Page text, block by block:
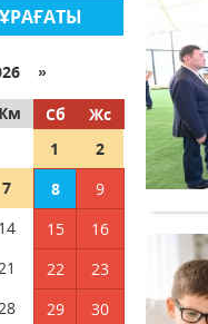
»
Сб
Жс
1
2
7 8
9
14 15
16
22
23
29 30